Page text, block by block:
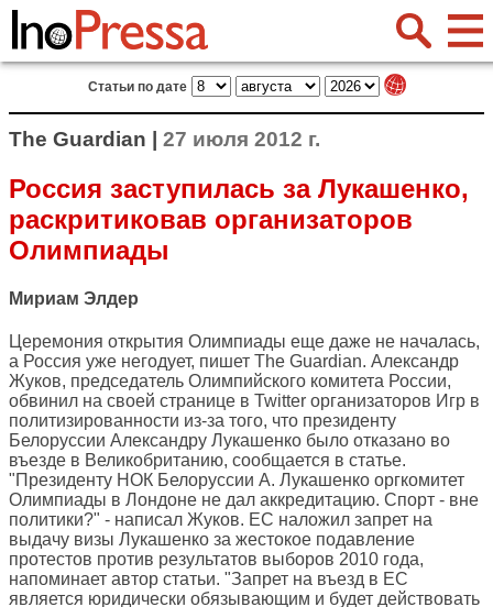
Статьи по дате
The Guardian | 27 июля 2012 г.
Россия заступилась за Лукашенко,
раскритиковав организаторов
Олимпиады
Мириам Элдер
Церемония открытия Олимпиады еще даже не началась,
а Россия уже негодует, пишет The Guardian. Александр
Жуков, председатель Олимпийского комитета России,
обвинил на своей странице в Twitter организаторов Игр в
политизированности из-за того, что президенту
Белоруссии Александру Лукашенко было отказано во
въезде в Великобританию, сообщается в статье.
"Президенту НОК Белоруссии А. Лукашенко оргкомитет
Олимпиады в Лондоне не дал аккредитацию. Спорт - вне
политики?" - написал Жуков. ЕС наложил запрет на
выдачу визы Лукашенко за жестокое подавление
протестов против результатов выборов 2010 года,
напоминает автор статьи. "Запрет на въезд в ЕС
является юридически обязывающим и будет действовать